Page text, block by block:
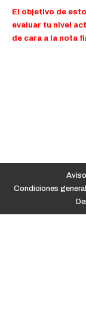
El objetivo de
evaluar tu nivel
de cara a la nota
Condiciones